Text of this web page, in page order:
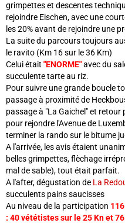
grimpettes et descentes
rejoindre Eischen, avec une
les 20% avant de rejoindre une
La suite du parcours toujours
le ravito (Km 16 sur le 36 Km)
Celui était "ENORME"avec du
succulente tarte au riz.
Pour suivre une grande boucle
passage à proximité de
passage à "La Gaichel" et
pour rejondre l'Avenue de
terminer la rando sur le bitume
A l'arrivée, les avis étaient
belles grimpettes, flèchage
mal de sable), tout était parfait.
A l'after, dégustation de La
succulents pains saucisses
Au niveau de la participation
: 40 vététistes sur le 25 Kn et